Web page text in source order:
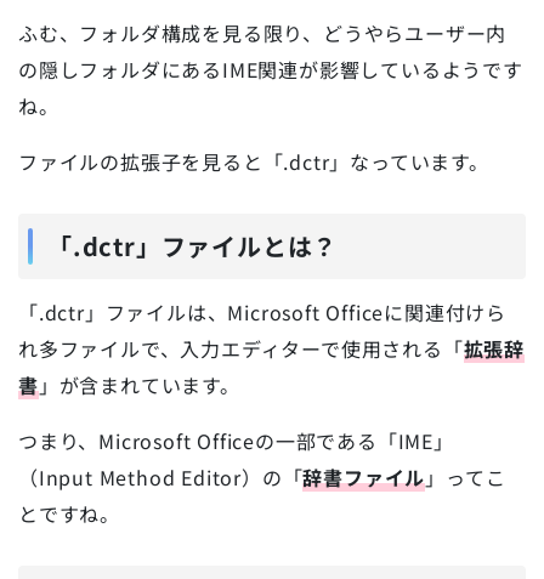
ふむ、フォルダ構成を見る限り、どうやらユーザー内
の隠しフォルダにあるIME関連が影響しているようです
ね。
ファイルの拡張子を見ると「.dctr」なっています。
「.dctr」ファイルとは？
「.dctr」ファイルは、Microsoft Officeに関連付けら
れ多ファイルで、入力エディターで使用される「拡張辞
書」が含まれています。
つまり、Microsoft Officeの一部である「IME」
（Input Method Editor）の「辞書ファイル」ってこ
とですね。